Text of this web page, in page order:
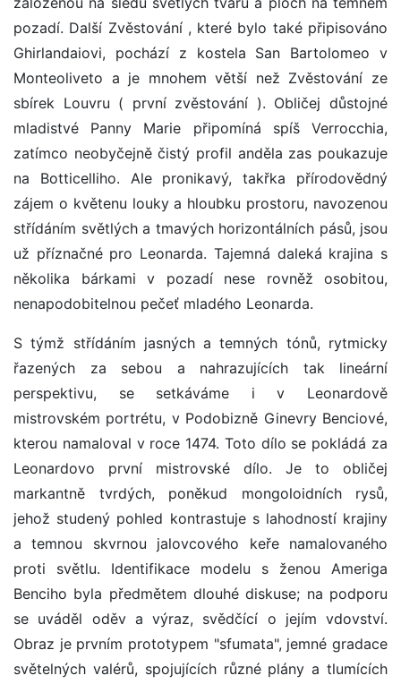
pozadí. Další Zvěstování , které bylo také připisováno
Ghirlandaiovi, pochází z kostela San Bartolomeo v
Monteoliveto a je mnohem větší než Zvěstování ze
sbírek Louvru ( první zvěstování ). Obličej důstojné
mladistvé Panny Marie připomíná spíš Verrocchia,
zatímco neobyčejně čistý profil anděla zas poukazuje
na Botticelliho. Ale pronikavý, takřka přírodovědný
zájem o květenu louky a hloubku prostoru, navozenou
střídáním světlých a tmavých horizontálních pásů, jsou
už příznačné pro Leonarda. Tajemná daleká krajina s
několika bárkami v pozadí nese rovněž osobitou,
nenapodobitelnou pečeť mladého Leonarda.
S týmž střídáním jasných a temných tónů, rytmicky
řazených za sebou a nahrazujících tak lineární
perspektivu, se setkáváme i v Leonardově
mistrovském portrétu, v Podobizně Ginevry Benciové,
kterou namaloval v roce 1474. Toto dílo se pokládá za
Leonardovo první mistrovské dílo. Je to obličej
markantně tvrdých, poněkud mongoloidních rysů,
jehož studený pohled kontrastuje s lahodností krajiny
a temnou skvrnou jalovcového keře namalovaného
proti světlu. Identifikace modelu s ženou Ameriga
Benciho byla předmětem dlouhé diskuse; na podporu
se uváděl oděv a výraz, svědčící o jejím vdovství.
Obraz je prvním prototypem "sfumata", jemné gradace
světelných valérů, spojujících různé plány a tlumících